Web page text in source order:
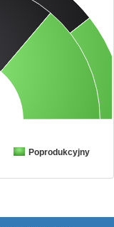
Poprodukcyjny